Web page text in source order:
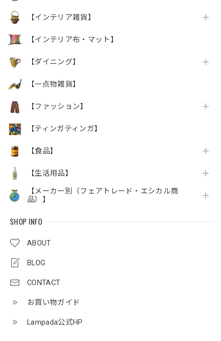
【インテリア雑貨】
【インテリア布・マット】
【ダイニング】
【一点物雑貨】
【ファッション】
【ティンガティンガ】
【食品】
【生活用品】
【メーカー別（フェアトレード・エシカル商
品）】
SHOP INFO
ABOUT
BLOG
CONTACT
お買い物ガイド
Lampada公式HP